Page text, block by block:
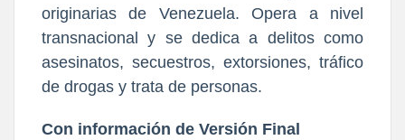
originarias de Venezuela. Opera a nivel
transnacional y se dedica a delitos como
asesinatos, secuestros, extorsiones, tráfico
de drogas y trata de personas.
Con información de Versión Final